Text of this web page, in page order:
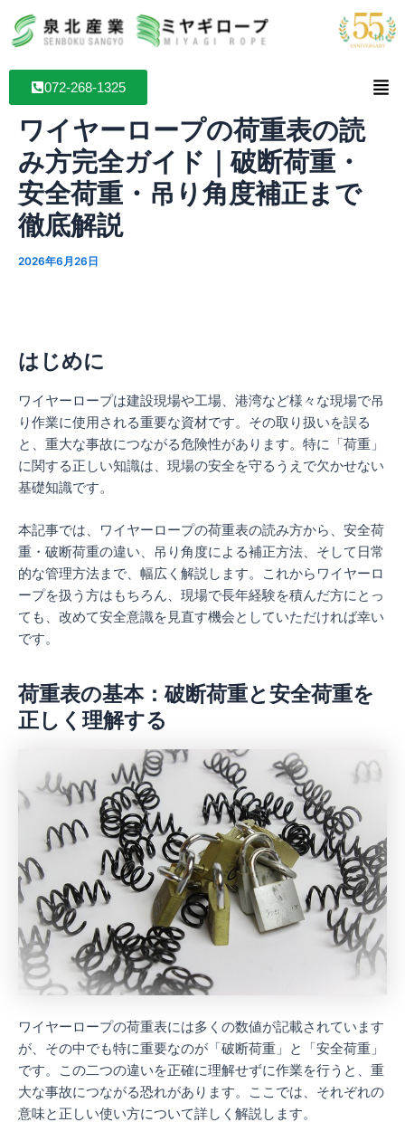
ス
072-268-1325
ワイヤーロープの荷重表の読
み方完全ガイド｜破断荷重・
安全荷重・吊り角度補正まで
徹底解説
2026年6月26日
はじめに
ワイヤーロープは建設現場や工場、港湾など様々な現場で吊
り作業に使用される重要な資材です。その取り扱いを誤る
と、重大な事故につながる危険性があります。特に「荷重」
に関する正しい知識は、現場の安全を守るうえで欠かせない
基礎知識です。
本記事では、ワイヤーロープの荷重表の読み方から、安全荷
重・破断荷重の違い、吊り角度による補正方法、そして日常
的な管理方法まで、幅広く解説します。これからワイヤーロ
ープを扱う方はもちろん、現場で長年経験を積んだ方にとっ
ても、改めて安全意識を見直す機会としていただければ幸い
です。
荷重表の基本：破断荷重と安全荷重を
正しく理解する
ワイヤーロープの荷重表には多くの数値が記載されています
が、その中でも特に重要なのが「破断荷重」と「安全荷重」
です。この二つの違いを正確に理解せずに作業を行うと、重
大な事故につながる恐れがあります。ここでは、それぞれの
意味と正しい使い方について詳しく解説します。
稿
ビ
ー
シ
ョ
ン